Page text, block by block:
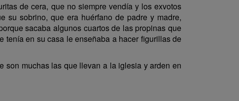
de cera, que no siempre vendía y los exvotos
su sobrino, que era huérfano de padre y madre,
sacaba algunos cuartos de las propinas que
tenía en su casa le enseñaba a hacer figurillas de
muchas las que llevan a la iglesia y arden en